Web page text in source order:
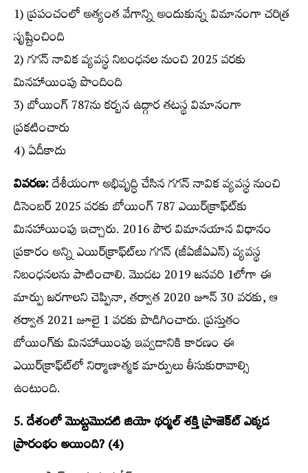
1) ప్రపంచంలో అత్యంత వేగాన్ని అందుకున్న విమానంగా చరిత్ర
సృష్టించింది
2) గగన్‌ నావిక వ్యవస్థ నిబంధనల నుంచి 2025 వరకు
మినహాయింపు పొందింది
3) బోయింగ్‌ 787ను కర్బన ఉద్గార తటస్థ విమానంగా
ప్రకటించారు
4) ఏదీకాదు
వివరణ:దేశీయంగా అభివృద్ధి చేసిన గగన్‌ నావిక వ్యవస్థ నుంచి
డిసెంబర్‌ 2025 వరకు బోయింగ్‌ 787 ఎయిర్‌క్రాఫ్ట్‍కు
మినహాయింపు ఇచ్చారు. 2016 పౌర విమానయాన విధానం
ప్రకారం అన్ని ఎయిర్‌క్రాఫ్ట్‍లు గగన్‌ (జీఏజీఏఎన్‌) వ్యవస్థ
నిబంధనలను పాటించాలి. మొదట 2019 జనవరి 1లోగా ఈ
మార్పు జరగాలని చెప్పినా, తర్వాత 2020 జూన్‌ 30 వరకు, ఆ
తర్వాత 2021 జూలై 1 వరకు పొడిగించారు. ప్రస్తుతం
బోయింగ్‌కు మినహాయింపు ఇవ్వడానికి కారణం ఈ
ఎయిర్‌క్రాఫ్ట్‍లో నిర్మాణాత్మక మార్పులు తీసుకురావాల్సి
ఉంటుంది.
5. దేశంలో మొట్టమొదటి జియో థర్మల్‌ శక్తి ప్రాజెక్ట్‍ ఎక్కడ
ప్రారంభం అయింది? (4)